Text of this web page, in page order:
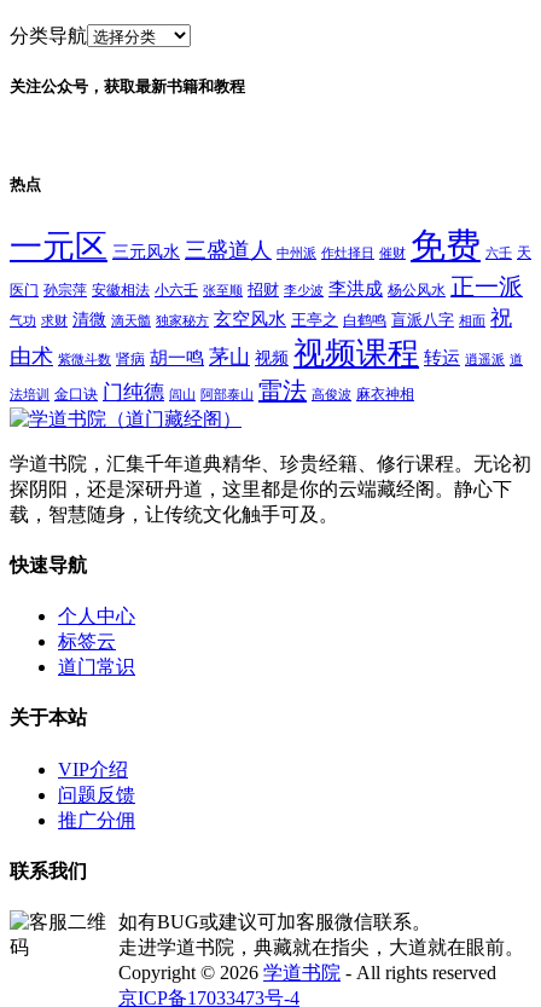
分类导航
关注公众号，获取最新书籍和教程
热点
一元区 三元风水 三盛道人 中州派 作灶择日 催财 免费 六壬 天
医门 孙宗萍 安徽相法 小六壬 张至顺 招财 李少波 李洪成 杨公风水 正一派
气功 求财 清微 滴天髓 独家秘方 玄空风水 王亭之 白鹤鸣 盲派八字 相面 祝
由术 紫微斗数 肾病 胡一鸣 茅山 视频 视频课程 转运 逍遥派 道
法培训 金口诀 门纯德 闾山 阿部泰山 雷法 高俊波 麻衣神相
学道书院，汇集千年道典精华、珍贵经籍、修行课程。无论初
探阴阳，还是深研丹道，这里都是你的云端藏经阁。静心下
载，智慧随身，让传统文化触手可及。
快速导航
个人中心
标签云
道门常识
关于本站
VIP介绍
问题反馈
推广分佣
联系我们
如有BUG或建议可加客服微信联系。
走进学道书院，典藏就在指尖，大道就在眼前。
Copyright © 2026 学道书院 - All rights reserved
京ICP备17033473号-4